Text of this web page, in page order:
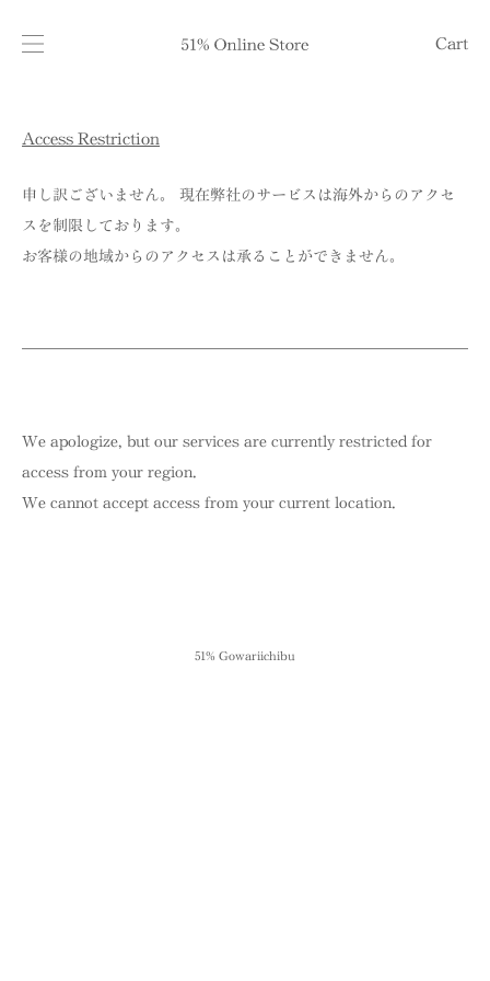
Cart
Access Restriction
申し訳ございません。 現在弊社のサービスは海外からのアクセ
スを制限しております。
お客様の地域からのアクセスは承ることができません。
We apologize, but our services are currently restricted for
access from your region.
We cannot accept access from your current location.
51% Gowariichibu